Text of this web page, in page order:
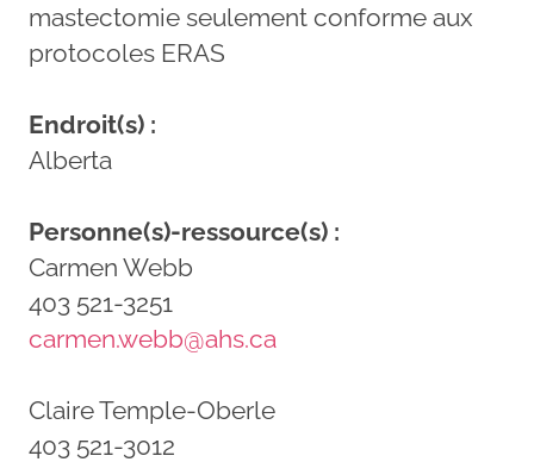
mastectomie seulement conforme aux
protocoles ERAS
Endroit(s) :
Alberta
Personne(s)-ressource(s) :
Carmen Webb
403 521-3251
carmen.webb@ahs.ca
Claire Temple-Oberle
403 521-3012